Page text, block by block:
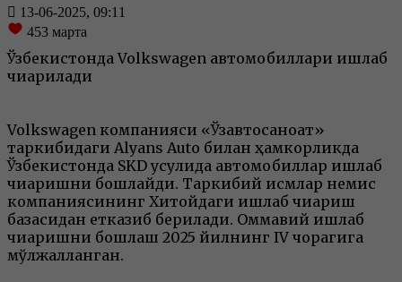
13-06-2025, 09:11
453 марта
Ўзбекистонда Volkswagen автомобиллари ишлаб
чиқарилади
Volkswagen компанияси «Ўзавтосаноат»
таркибидаги Alyans Auto билан ҳамкорликда
Ўзбекистонда SKD усулида автомобиллар ишлаб
чиқаришни бошлайди. Таркибий қисмлар немис
компаниясининг Хитойдаги ишлаб чиқариш
базасидан етказиб берилади. Оммавий ишлаб
чиқаришни бошлаш 2025 йилнинг IV чорагига
мўлжалланган.